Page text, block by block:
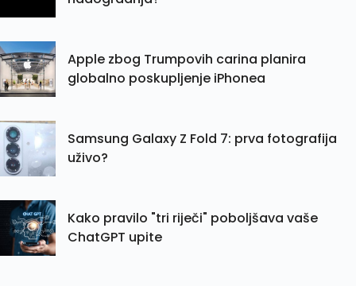
Apple zbog Trumpovih carina planira
globalno poskupljenje iPhonea
Samsung Galaxy Z Fold 7: prva fotografija
uživo?
Kako pravilo "tri riječi" poboljšava vaše
ChatGPT upite